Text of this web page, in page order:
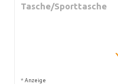
Tasche/Sporttasche
* Anzeige